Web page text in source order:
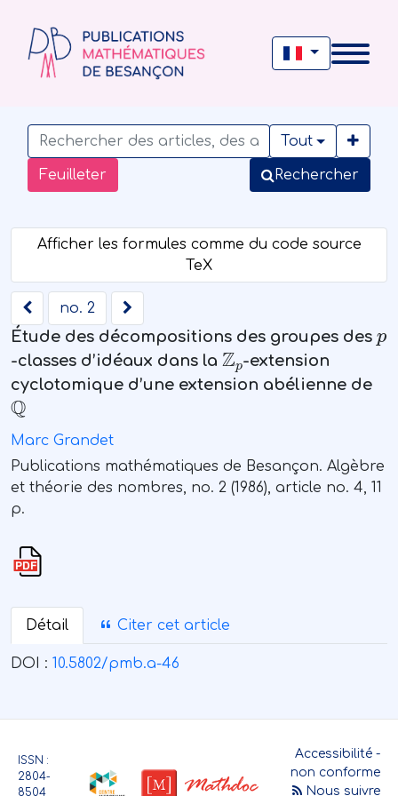
Feuilleter
Tout
Rechercher
no. 2
Étude des décompositions des groupes des
-classes d’idéaux dans la
ℤ p
-extension
cyclotomique d’une extension abélienne de
ℚ
Marc Grandet
Publications mathématiques de Besançon. Algèbre
et théorie des nombres, no. 2 (1986), article no. 4, 11
p.
Détail Citer cet article
DOI : 10.5802/pmb.a-46
ISSN :
2804-
8504
Accessibilité -
non conforme
Nous suivre